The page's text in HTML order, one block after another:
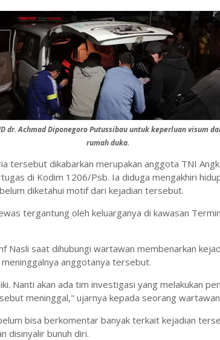
dr. Achmad Diponegoro Putussibau untuk keperluan visum
rumah duka.
tersebut dikabarkan merupakan anggota TNI
di Kodim 1206/Psb. Ia diduga mengakhiri
diketahui motif dari kejadian tersebut.
tergantung oleh keluarganya di kawasan
Nasli saat dihubungi wartawan membenarkan
anggotanya tersebut.
Nanti akan ada tim investigasi yang melakukan
meninggal," ujarnya kepada seorang
bisa berkomentar banyak terkait kejadian
disinyalir bunuh diri.